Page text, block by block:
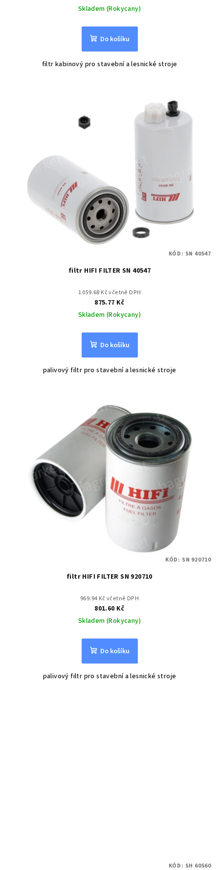
Skladem (Rokycany)
Do košíku
filtr kabinový pro stavební a lesnické stroje
filtr HIFI FILTER SN 40547
1 059.68 Kč včetně DPH
875.77 Kč
Skladem (Rokycany)
Do košíku
palivový filtr pro stavební a lesnické stroje
KÓD: SN 40547
filtr HIFI FILTER SN 920710
969.94 Kč včetně DPH
801.60 Kč
Skladem (Rokycany)
Do košíku
palivový filtr pro stavební a lesnické stroje
KÓD: SN 920710
KÓD: SH 60560